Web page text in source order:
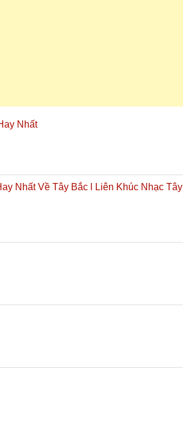
Nhất
Nhất Về Tây Bắc l Liên Khúc Nhạc Tây